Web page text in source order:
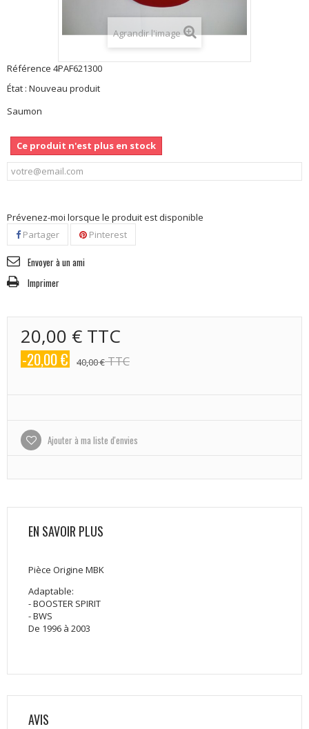
Agrandir l'image
Référence 4PAF621300
État : Nouveau produit
Saumon
Ce produit n'est plus en stock
Prévenez-moi lorsque le produit est disponible
Partager
Pinterest
Envoyer à un ami
Imprimer
20,00 € TTC
-20,00 € 40,00 €TTC
Ajouter à ma liste d'envies
EN SAVOIR PLUS
Pièce Origine MBK
Adaptable:
- BOOSTER SPIRIT
- BWS
De 1996 à 2003
AVIS